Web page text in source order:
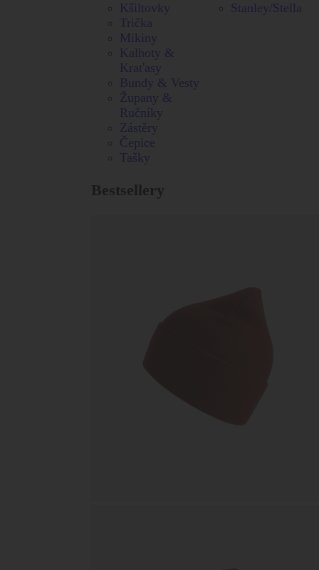
Kšiltovky
Trička
Mikiny
Kalhoty &
Kraťasy
Bundy & Vesty
Župany &
Ručníky
Zástěry
Čepice
Tašky
Stanley/Stella
Bestsellery